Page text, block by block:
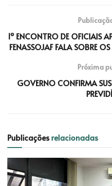
1º ENCONTRO DE OFICIAIS
FENASSOJAF FALA SOBRE
Próxima
GOVERNO CONFIRMA
Publicaçõesrelacionadas